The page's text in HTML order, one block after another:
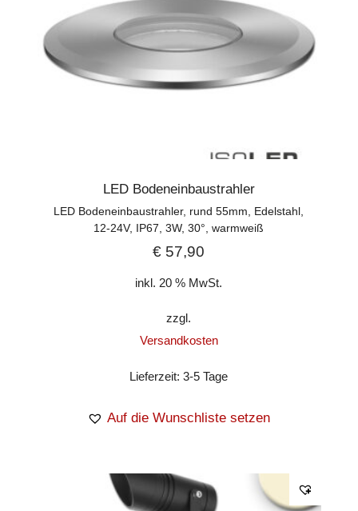
LED Bodeneinbaustrahler
LED Bodeneinbaustrahler, rund 55mm, Edelstahl,
12-24V, IP67, 3W, 30°, warmweiß
€ 57,90
inkl. 20 % MwSt.
zzgl.
Versandkosten
Lieferzeit:3-5 Tage
Auf die Wunschliste setzen